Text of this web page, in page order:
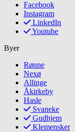
Facebook
Instagram
LinkedIn
Youtube
Byer
Rønne
Nexø
Allinge
Åkirkeby
Hasle
Svaneke
Gudhjem
Klemensker